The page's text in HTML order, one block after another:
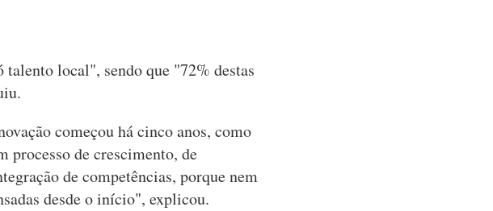
local", sendo que "72% destas
começou há cinco anos, como
processo de crescimento, de
de competências, porque nem
desde o início", explicou.